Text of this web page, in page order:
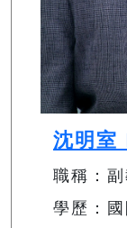
沈明
職稱：
學歷：